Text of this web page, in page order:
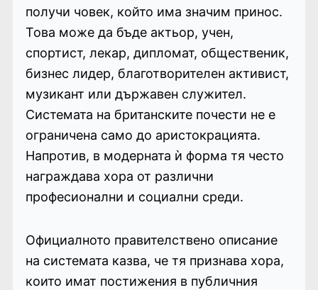
получи човек, който има значим принос.
Това може да бъде актьор, учен,
спортист, лекар, дипломат, общественик,
бизнес лидер, благотворителен активист,
музикант или държавен служител.
Системата на британските почести не е
ограничена само до аристокрацията.
Напротив, в модерната ѝ форма тя често
награждава хора от различни
професионални и социални среди.
Официалното правителствено описание
на системата казва, че тя признава хора,
които имат постижения в публичния